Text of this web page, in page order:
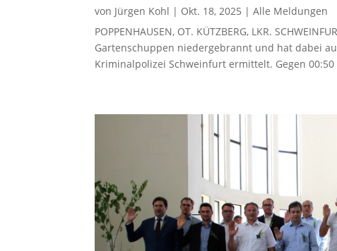
von Jürgen Kohl | Okt. 18, 2025 |Alle Meldungen
POPPENHAUSEN, OT. KÜTZBERG, LKR.
Gartenschuppen niedergebrannt und hat dabei
Kriminalpolizei Schweinfurt ermittelt. Gegen